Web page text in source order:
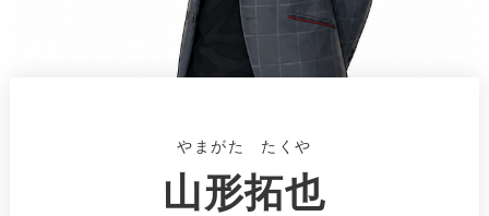
やまがた たくや
山形拓也